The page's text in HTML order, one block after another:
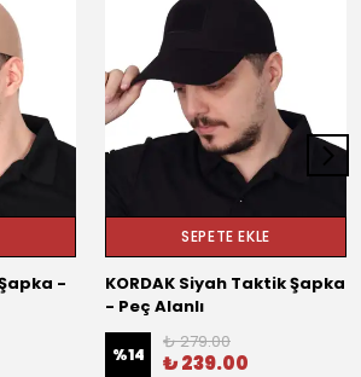
-
SEPETE EKLE
KORDAK Siyah Taktik Şapka
- Peç Alanlı
%14
₺ 279.00
₺ 239.00